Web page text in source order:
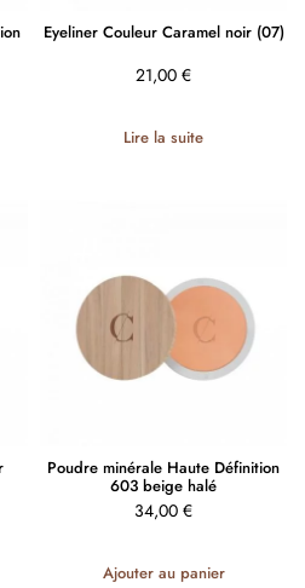
Eyeliner Couleur Caramel noir (07)
21,00 €
Lire la suite
Poudre minérale Haute Définition
603 beige halé
34,00 €
Ajouter au panier